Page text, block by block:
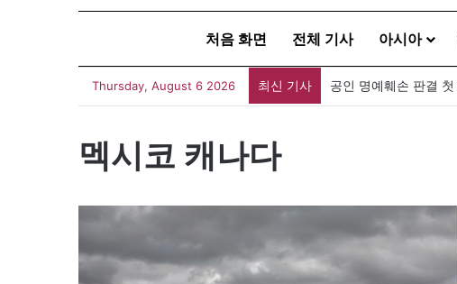
처음 화면 전체 기사 아시아
Thursday, August 6 2026 최신 기사
멕시코 캐나다